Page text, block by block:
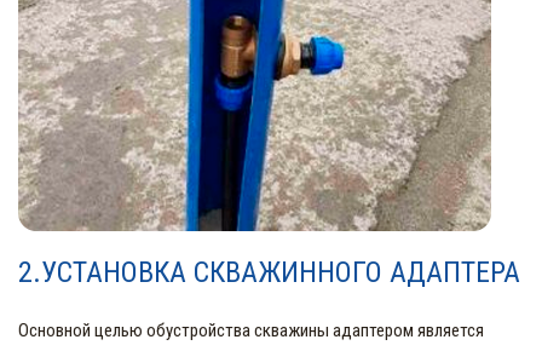
2.УСТАНОВКА СКВАЖИННОГО АДАПТЕРА
Основной целью обустройства скважины адаптером является